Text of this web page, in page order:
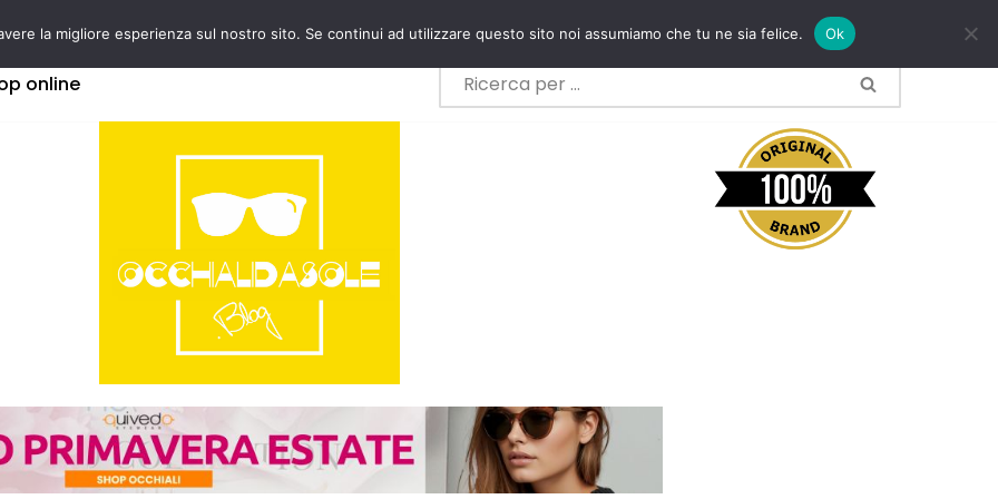
online
la migliore esperienza sul nostro sito. Se continui ad utilizzare questo sito noi assumiamo che tu ne sia felice. Ok